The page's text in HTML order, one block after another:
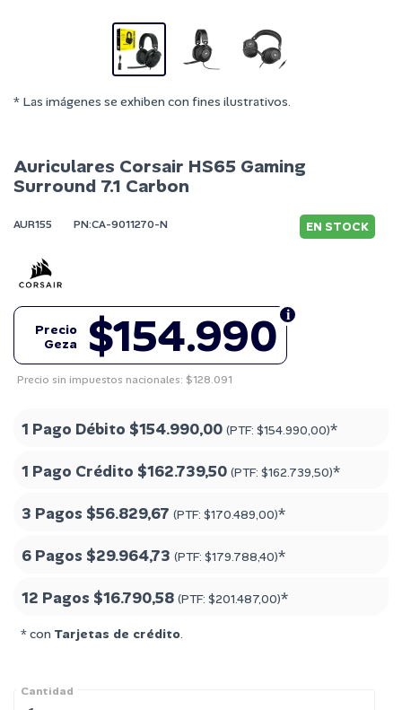
* Las imágenes se exhiben con fines ilustrativos.
Auriculares Corsair HS65 Gaming
Surround 7.1 Carbon
AUR155 PN:CA-9011270-N EN STOCK
$154.990
Precio
Geza
Precio sin impuestos nacionales: $128.091
1 Pago Débito $154.990,00 (PTF: $154.990,00)*
1 Pago Crédito $162.739,50 (PTF: $162.739,50)*
3 Pagos $56.829,67 (PTF: $170.489,00)*
6 Pagos $29.964,73 (PTF: $179.788,40)*
12 Pagos $16.790,58 (PTF: $201.487,00)*
* con Tarjetas de crédito.
Cantidad